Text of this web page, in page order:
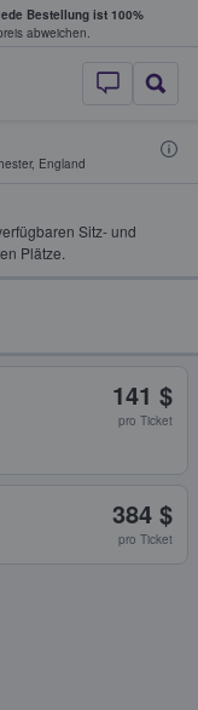
Bestellung ist 100%
abweichen.
- Wo
, England
Sitz- und
Plätze.
141 $
pro Ticket
384 $
pro Ticket